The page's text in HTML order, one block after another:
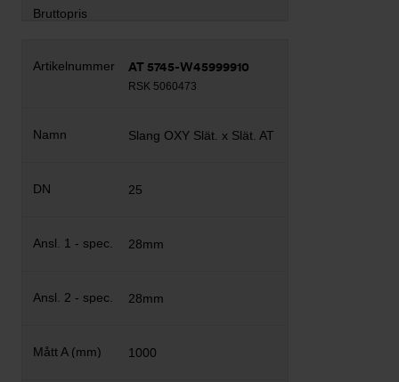
AT 5745-W45999910
RSK 5060473
Slang OXY Slät. x Slät. AT
25
28mm
28mm
1000